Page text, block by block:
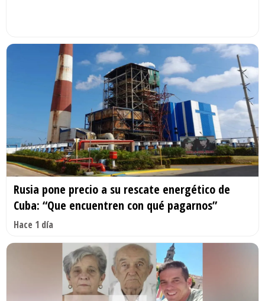
Rusia pone precio a su rescate energético de
Cuba: “Que encuentren con qué pagarnos”
Hace 1 día